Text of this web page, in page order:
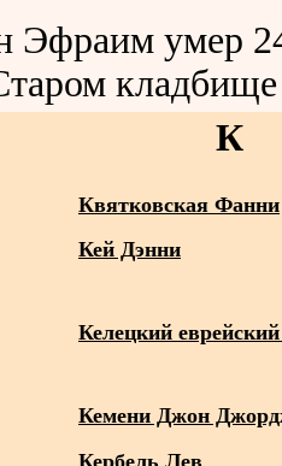
Эфраим умер
К
Квятковская Фанни
Кей Дэнни
Келецкий
Кемени Джон
Кербель Лев